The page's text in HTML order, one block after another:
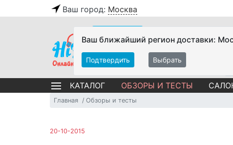
Ваш город: Москва
Ваш ближайший регион доставки:
Подтвердить Выбрать
КАТАЛОГ ОБЗОРЫ И ТЕСТЫ
Главная Обзоры и тесты
20-10-2015